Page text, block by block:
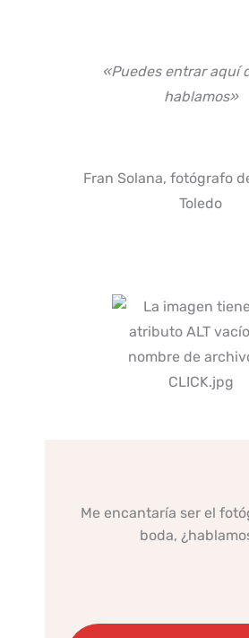
«Puedes entrar aquí
hablamos»
Fran Solana, fotógrafo
Toledo
Me encantaría ser el
boda,